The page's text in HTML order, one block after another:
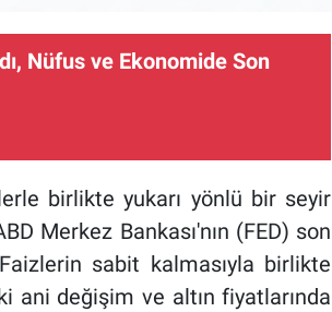
Nüfus ve Ekonomide Son
birlikte yukarı yönlü bir seyir
Merkez Bankası'nın (FED) son
Faizlerin sabit kalmasıyla birlikte
ani değişim ve altın fiyatlarında